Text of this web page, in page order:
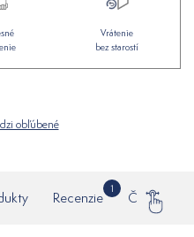
Vrátenie
bez starostí
obľúbené
Recenzie
1
Často